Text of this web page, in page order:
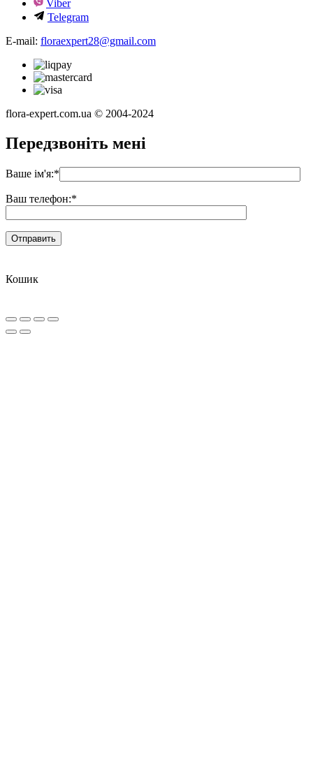
Viber
Telegram
E-mail: floraexpert28@gmail.com
flora-expert.com.ua © 2004-2024
Передзвоніть мені
Ваше ім'я:*
Ваш телефон:*
Кошик